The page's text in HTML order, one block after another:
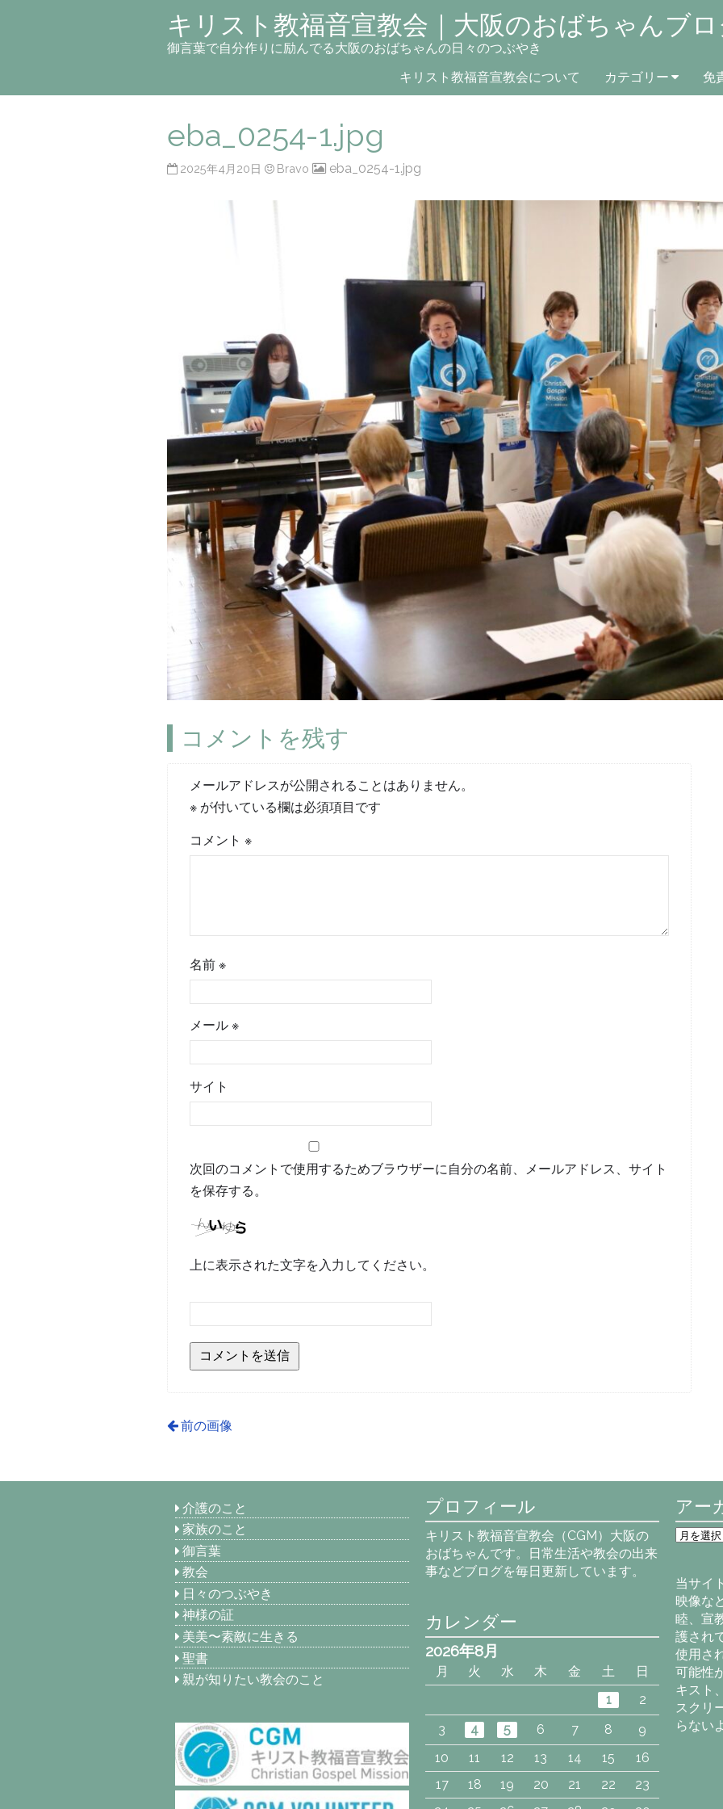
キリスト教福音宣教会｜大阪のおばちゃんブ
御言葉で自分作りに励んでる大阪のおばちゃんの日々のつぶやき
キリスト教福音宣教会について
カテゴリー 免
eba_0254-1.jpg
2025年4月20日 Bravo eba_0254-1.jpg
コメントを残す
メールアドレスが公開されることはありません。
※ が付いている欄は必須項目です
コメント※
名前※
メール※
サイト
次回のコメントで使用するためブラウザーに自分の名前、メールアドレス、サイト
を保存する。
上に表示された文字を入力してください。
前の画像
介護のこと
家族のこと
御言葉
教会
日々のつぶやき
神様の証
美美〜素敵に生きる
聖書
親が知りたい教会のこと
プロフィール
キリスト教福音宣教会（CGM）大阪の
おばちゃんです。日常生活や教会の出来
事などブログを毎日更新しています。
アー
ア
ー
ブ
当サイ
映像な
睦、宣
護され
使用さ
可能性
キスト
スクリ
らない
カレンダー
2026年8月
月 火 水 木 金 土
日
1
2
3
4 5 6 7 8
9
10
11 12 13 14 15
16
17
18 19 20 21 22
23